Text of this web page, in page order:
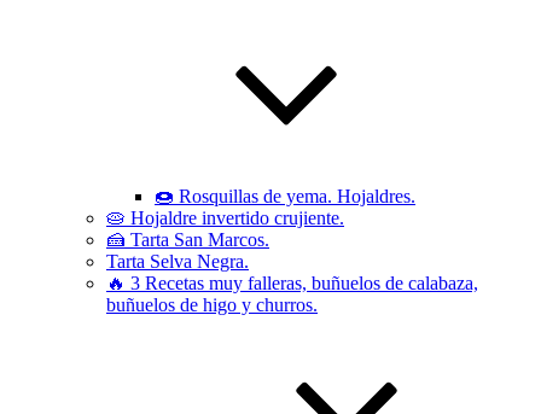
🍩 Rosquillas de yema. Hojaldres.
🥧 Hojaldre invertido crujiente.
🍰 Tarta San Marcos.
Tarta Selva Negra.
🔥 3 Recetas muy falleras, buñuelos de calabaza,
buñuelos de higo y churros.